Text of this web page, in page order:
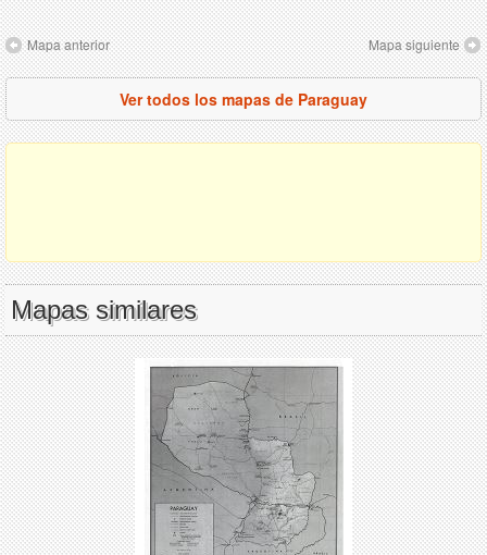
Mapa anterior Mapa siguiente
Ver todos los mapas de Paraguay
Mapas similares